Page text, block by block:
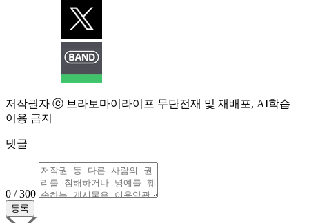
저작권자 ⓒ 브라보마이라이프 무단전재 및 재배포, AI학습
이용 금지
댓글
0 / 300